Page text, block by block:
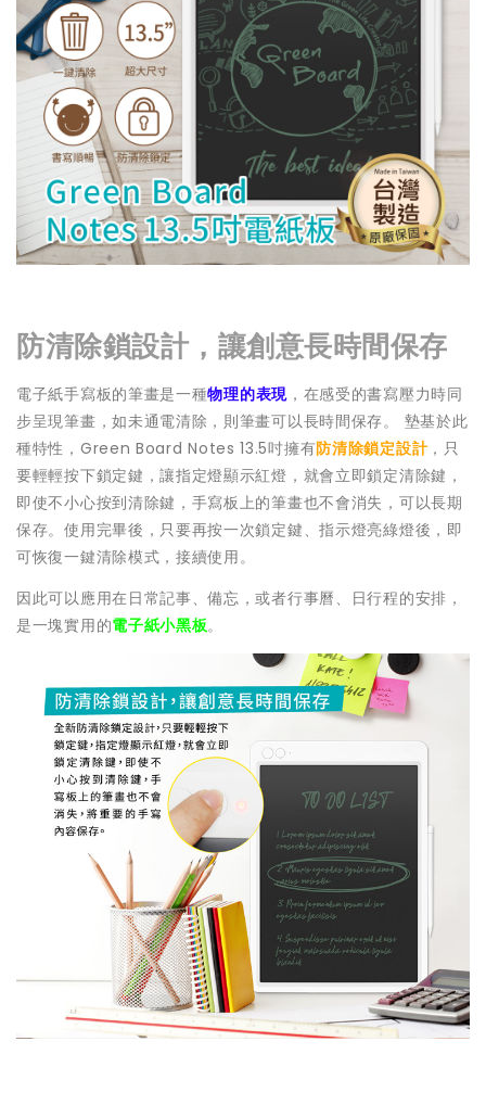
防清除鎖設計，讓創意長時間保存
電子紙手寫板的筆畫是一種物理的表現，在感受的書寫壓力時同
步呈現筆畫，如未通電清除，則筆畫可以長時間保存。 墊基於此
種特性，Green Board Notes 13.5吋擁有防清除鎖定設計，只
要輕輕按下鎖定鍵，讓指定燈顯示紅燈，就會立即鎖定清除鍵，
即使不小心按到清除鍵，手寫板上的筆畫也不會消失，可以長期
保存。使用完畢後，只要再按一次鎖定鍵、指示燈亮綠燈後，即
可恢復一鍵清除模式，接續使用。
因此可以應用在日常記事、備忘，或者行事曆、日行程的安排，
是一塊實用的電子紙小黑板。